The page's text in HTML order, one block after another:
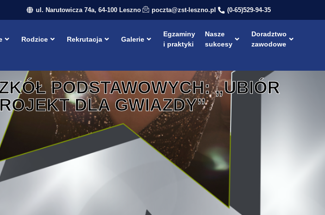
ul. Narutowicza 74a, 64-100 Leszno poczta@zst-leszno.pl (0-65)529-94-35
Rodzice Rekrutacja Galerie
Egzaminy
i praktyki
Nasze
sukcesy
Doradztwo
zawodowe
PODSTAWOWYCH: „UBIÓR
DLA GWIAZDY”